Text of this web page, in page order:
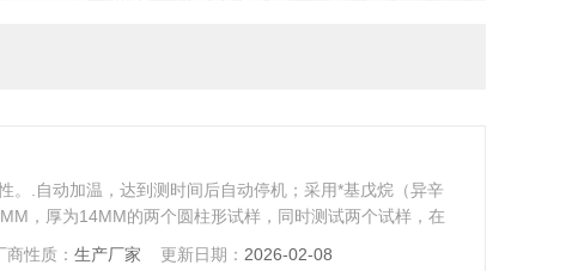
。.自动加温，达到测时间后自动停机；采用*基戊烷（异辛
，厚为14MM的两个圆柱形试样，同时测试两个试样，在
试液的容器中，试样应*浸没于试液中
商性质：生产厂家 更新日期： 2026-02-08